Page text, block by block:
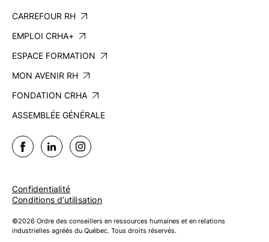
CARREFOUR RH
EMPLOI CRHA+
ESPACE FORMATION
MON AVENIR RH
FONDATION CRHA
ASSEMBLÉE GÉNÉRALE
Confidentialité
Conditions d’utilisation
©2026 Ordre des conseillers en ressources humaines et en relations
industrielles agréés du Québec. Tous droits réservés.